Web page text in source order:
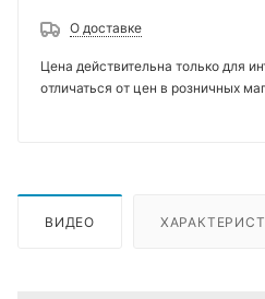
О доставке
Цена действительна только для
отличаться от цен в розничных
ВИДЕО